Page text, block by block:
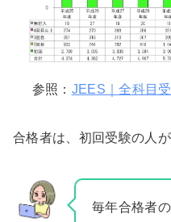
参照： JEES｜全科目
合格者は、初回受験の人
毎年合格者